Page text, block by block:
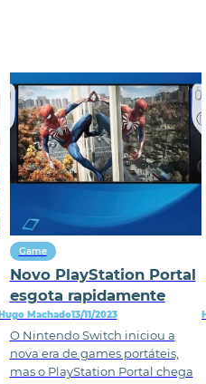
Hugo Machado13/11/2023
Game
Novo PlayStation Portal
esgota rapidamente
O Nintendo Switch iniciou a
nova era de games portáteis,
mas o PlayStation Portal chega